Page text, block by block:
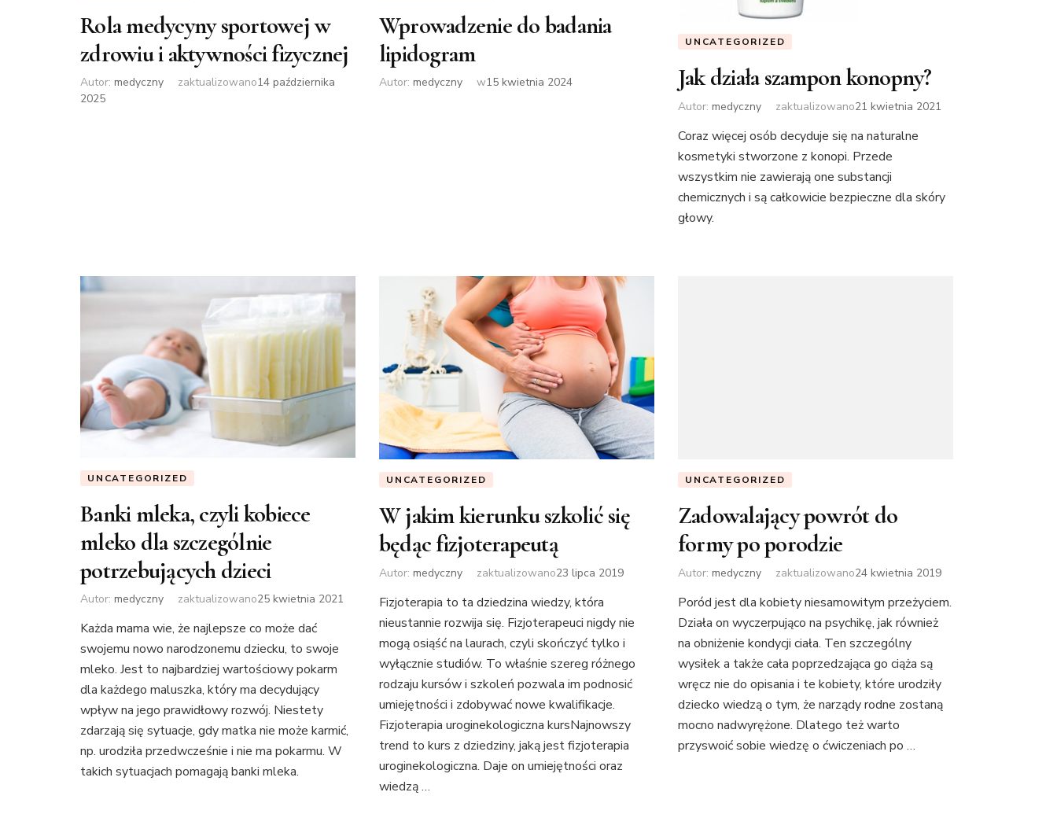
Rola medycyny sportowej w
zdrowiu i aktywności fizycznej
Autor: medyczny zaktualizowano14 października
2025
Wprowadzenie do badania
lipidogram
Autor: medyczny w15 kwietnia 2024
UNCATEGORIZED
Jak działa szampon konopny?
Autor: medyczny zaktualizowano21 kwietnia 2021
Coraz więcej osób decyduje się na naturalne
kosmetyki stworzone z konopi. Przede
wszystkim nie zawierają one substancji
chemicznych i są całkowicie bezpieczne dla skóry
głowy.
UNCATEGORIZED
Banki mleka, czyli kobiece
mleko dla szczególnie
potrzebujących dzieci
Autor: medyczny zaktualizowano25 kwietnia 2021
Każda mama wie, że najlepsze co może dać
swojemu nowo narodzonemu dziecku, to swoje
mleko. Jest to najbardziej wartościowy pokarm
dla każdego maluszka, który ma decydujący
wpływ na jego prawidłowy rozwój. Niestety
zdarzają się sytuacje, gdy matka nie może karmić,
np. urodziła przedwcześnie i nie ma pokarmu. W
takich sytuacjach pomagają banki mleka.
UNCATEGORIZED
W jakim kierunku szkolić się
będąc fizjoterapeutą
Autor: medyczny zaktualizowano23 lipca 2019
Fizjoterapia to ta dziedzina wiedzy, która
nieustannie rozwija się. Fizjoterapeuci nigdy nie
mogą osiąść na laurach, czyli skończyć tylko i
wyłącznie studiów. To właśnie szereg różnego
rodzaju kursów i szkoleń pozwala im podnosić
umiejętności i zdobywać nowe kwalifikacje.
Fizjoterapia uroginekologiczna kursNajnowszy
trend to kurs z dziedziny, jaką jest fizjoterapia
uroginekologiczna. Daje on umiejętności oraz
wiedzą …
UNCATEGORIZED
Zadowalający powrót do
formy po porodzie
Autor: medyczny zaktualizowano24 kwietnia 2019
Poród jest dla kobiety niesamowitym przeżyciem.
Działa on wyczerpująco na psychikę, jak również
na obniżenie kondycji ciała. Ten szczególny
wysiłek a także cała poprzedzająca go ciąża są
wręcz nie do opisania i te kobiety, które urodziły
dziecko wiedzą o tym, że narządy rodne zostaną
mocno nadwyrężone. Dlatego też warto
przyswoić sobie wiedzę o ćwiczeniach po …